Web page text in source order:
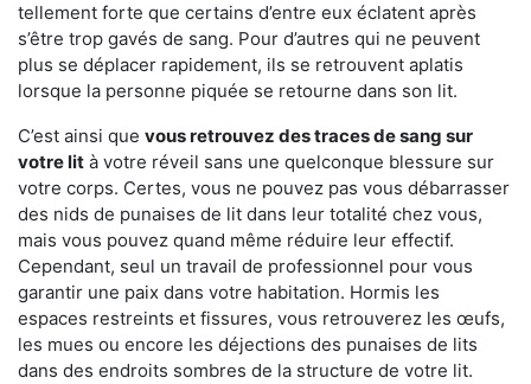
tellement forte que certains d’entre eux éclatent après
s’être trop gavés de sang. Pour d’autres qui ne peuvent
plus se déplacer rapidement, ils se retrouvent aplatis
lorsque la personne piquée se retourne dans son lit.
C’est ainsi que vous retrouvez des traces de sang sur
votre lit à votre réveil sans une quelconque blessure sur
votre corps. Certes, vous ne pouvez pas vous débarrasser
des nids de punaises de lit dans leur totalité chez vous,
mais vous pouvez quand même réduire leur effectif.
Cependant, seul un travail de professionnel pour vous
garantir une paix dans votre habitation. Hormis les
espaces restreints et fissures, vous retrouverez les œufs,
les mues ou encore les déjections des punaises de lits
dans des endroits sombres de la structure de votre lit.